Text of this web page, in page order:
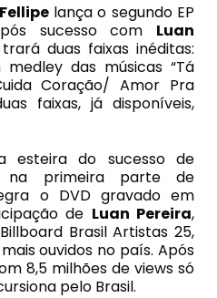
lança o segundo EP
sucesso com Luan
duas faixas inéditas:
das músicas “Tá
Coração/ Amor Pra
faixas, já disponíveis,
esteira do sucesso de
na primeira parte de
o DVD gravado em
de Luan Pereira,
Brasil Artistas 25,
ouvidos no país. Após
8,5 milhões de views só
pelo Brasil.